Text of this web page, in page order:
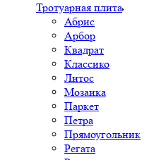
Тротуарная плита
Абрис
Арбор
Квадрат
Классико
Литос
Мозаика
Паркет
Петра
Прямоугольник
Регата